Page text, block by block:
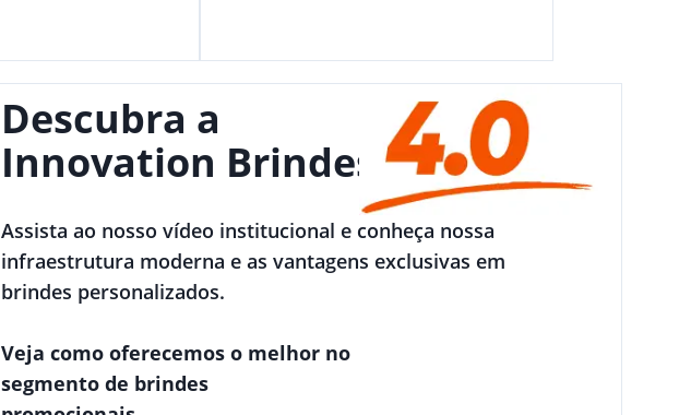
Descubra a
Innovation Brindes
Assista ao nosso vídeo institucional e conheça nossa
infraestrutura moderna e as vantagens exclusivas em
brindes personalizados.
Veja como oferecemos o melhor no
segmento de brindes